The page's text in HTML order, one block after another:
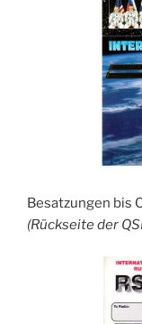
Besatzungen bis
(Rückseite der